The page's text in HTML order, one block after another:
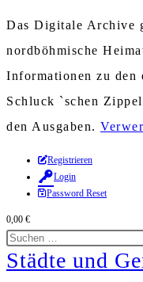
Das Digitale Archive
nordböhmische
Informationen zu den
Schluck `schen
den Ausgaben.
Zum
Inhalt
springen
Registrieren
Login
Password Reset
0,00 €
Diese
Website
durchsuchen
Städte und